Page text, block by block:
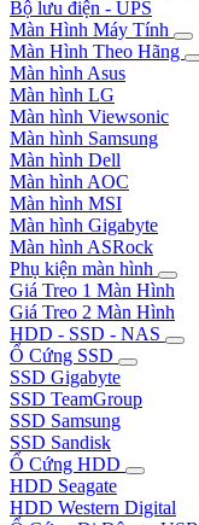
Bộ lưu điện - UPS
Màn Hình Máy Tính
Màn Hình Theo Hãng
Màn hình Asus
Màn hình LG
Màn hình Viewsonic
Màn hình Samsung
Màn hình Dell
Màn hình AOC
Màn hình MSI
Màn hình Gigabyte
Màn hình ASRock
Phụ kiện màn hình
Giá Treo 1 Màn Hình
Giá Treo 2 Màn Hình
HDD - SSD - NAS
Ổ Cứng SSD
SSD Gigabyte
SSD TeamGroup
SSD Samsung
SSD Sandisk
Ổ Cứng HDD
HDD Seagate
HDD Western Digital